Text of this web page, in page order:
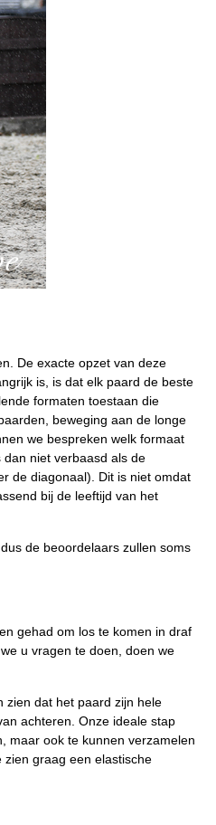
De exacte opzet van deze
is, is dat elk paard de beste
formaten toestaan die
beweging aan de longe
we bespreken welk formaat
niet verbaasd als de
de diagonaal). Dit is niet omdat
bij de leeftijd van het
de beoordelaars zullen soms
gehad om los te komen in draf
u vragen te doen, doen we
zien dat het paard zijn hele
achteren. Onze ideale stap
maar ook te kunnen verzamelen
graag een elastische